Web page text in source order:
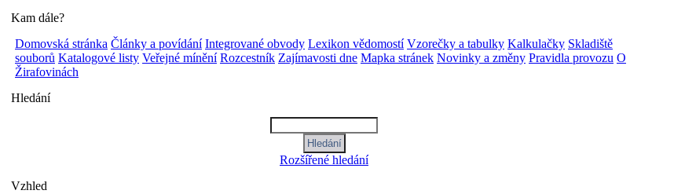
Kam dále?
Domovská stránka Články a povídání Integrované obvody Lexikon vědomostí Vzorečky a tabulky Kalkulačky Skladiště
souborů Katalogové listy Veřejné mínění Rozcestník Zajímavosti dne Mapka stránek Novinky a změny Pravidla provozu O
Žirafovinách
Hledání
Rozšířené hledání
Vzhled